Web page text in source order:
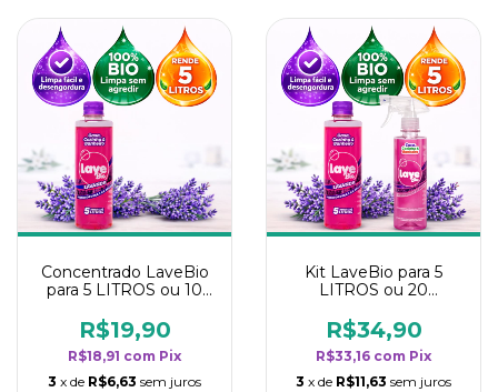
Concentrado LaveBio
para 5 LITROS ou 10
rendimento da
categoria - Lavanda
R$19,90
R$18,91 com Pix
3 x de R$6,63 sem juros
Kit LaveBio para 5
LITROS ou 20
rendimento da
categoria - Lavanda
R$34,90
R$33,16 com Pix
3 x de R$11,63 sem juros